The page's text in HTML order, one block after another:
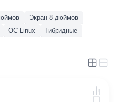
Экран 8 дюймов
ОС Linux Гибридные